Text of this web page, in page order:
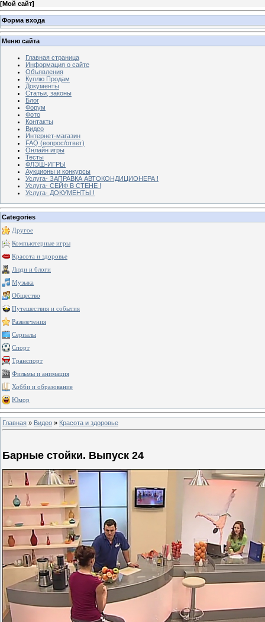
[Мой сайт]
Форма входа
Меню сайта
Главная страница
Информация о сайте
Объявления
Куплю Продам
Документы
Статьи, законы
Блог
Форум
Фото
Контакты
Видео
Интернет-магазин
FAQ (вопрос/ответ)
Онлайн игры
Тесты
ФЛЭШ-ИГРЫ
Аукционы и конкурсы
Услуга- ЗАПРАВКА АВТОКОНДИЦИОНЕРА !
Услуга- СЕЙФ В СТЕНЕ !
Услуга- ДОКУМЕНТЫ !
Categories
Другое
Компьютерные игры
Красота и здоровье
Люди и блоги
Музыка
Общество
Путешествия и события
Развлечения
Сериалы
Спорт
Транспорт
Фильмы и анимация
Хобби и образование
Юмор
Главная » Видео » Красота и здоровье
Барные стойки. Выпуск 24